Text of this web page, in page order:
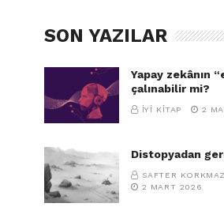
SON YAZILAR
Yapay zekânın
çalınabilir mi?
İYI KITAP 2
Distopyadan
SAFTER KORKMAZ
2 MART 2026